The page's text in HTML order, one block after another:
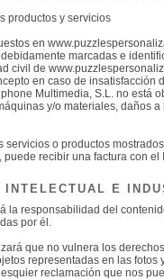
productos y servicios
en
marcadas e
civil de
en caso de insatisfacción
Multimedia, S.L. no está
y/o materiales, daños
servicios o productos
puede recibir una factura con
INTELECTUAL E
la responsabilidad del
por él.
que no vulnera los
representadas en las
reclamación que nos